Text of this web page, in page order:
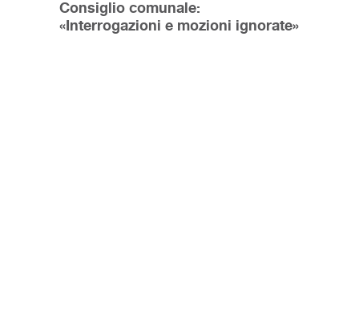
Consiglio comunale:
«Interrogazioni e mozioni ignorate»